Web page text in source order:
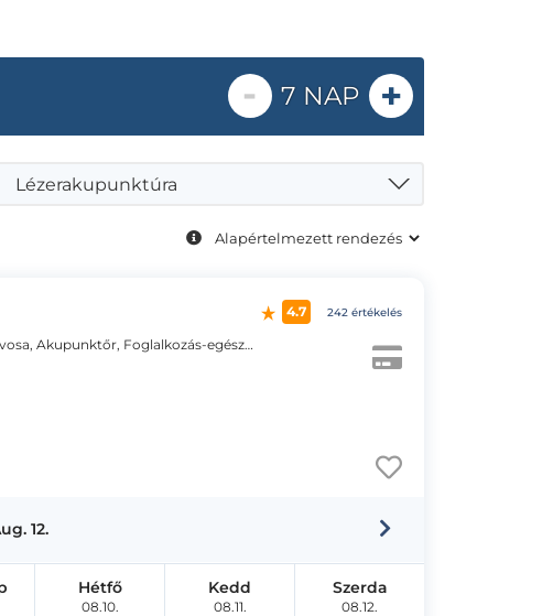
- 7 NAP +
Lézerakupunktúra
Belgyógyász, Fájdalomcsillapítás szakorvosa, Akupunktőr, Foglalkozás-egészségügyi orvos
4.7 242 értékelés
12.
Hétfő
08.10.
Kedd
08.11.
Szerda
08.12.